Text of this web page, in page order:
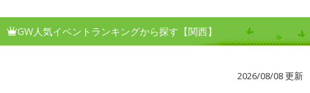
GW人気イベントランキングから探す【関西】
2026/08/08 更新